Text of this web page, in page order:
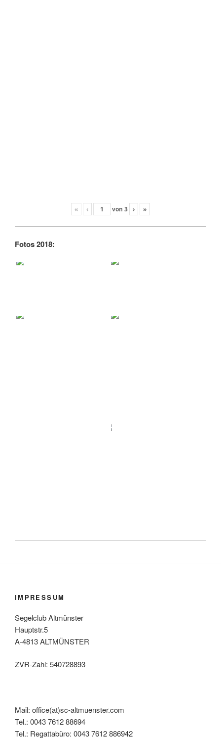
« ‹ von 3 › »
Fotos 2018:
IMPRESSUM
Segelclub Altmünster
Hauptstr.5
A-4813 ALTMÜNSTER
ZVR-Zahl: 540728893
Mail: office(at)sc-altmuenster.com
Tel.: 0043 7612 88694
Tel.: Regattabüro: 0043 7612 886942